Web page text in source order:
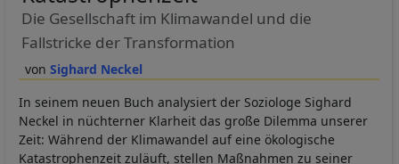
Sighard Neckel
Die Gesellschaft im Klimawandel und die
Fallstricke der Transformation
In seinem neuen Buch analysiert der Soziologe Sighard
Neckel in nüchterner Klarheit das große Dilemma unserer
Zeit: Während der Klimawandel auf eine ökologische
Katastrophenzeit zuläuft, stellen Maßnahmen zu seiner